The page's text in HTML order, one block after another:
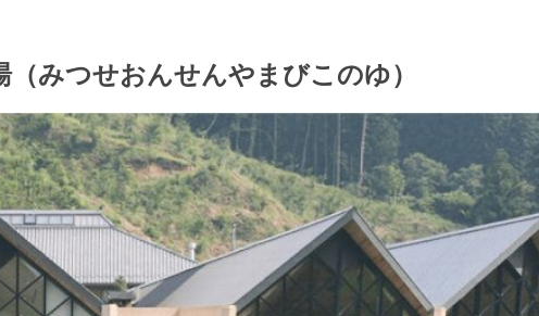
みつせおんせんやまびこのゆ）